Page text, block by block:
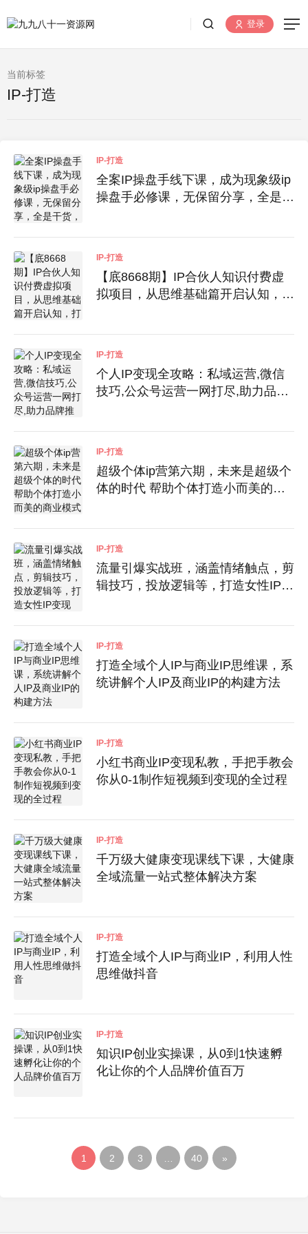
登录
当前标签
IP-打造
IP-打造
全案IP操盘手线下课，成为现象级ip
操盘手必修课，无保留分享，全是干
IP-打造
【底8668期】IP合伙人知识付费虚
拟项目，从思维基础篇开启认知，打
IP-打造
个人IP变现全攻略：私域运营,微信
技巧,公众号运营一网打尽,助力品牌
IP-打造
超级个体ip营第六期，未来是超级个
体的时代 帮助个体打造小而美的商
IP-打造
流量引爆实战班，涵盖情绪触点，剪
辑技巧，投放逻辑等，打造女性IP变
IP-打造
打造全域个人IP与商业IP思维课，系
统讲解个人IP及商业IP的构建方法
IP-打造
小红书商业IP变现私教，手把手教会
你从0-1制作短视频到变现的全过程
IP-打造
千万级大健康变现课线下课，大健康
全域流量一站式整体解决方案
IP-打造
打造全域个人IP与商业IP，利用人性
思维做抖音
IP-打造
知识IP创业实操课，从0到1快速孵
化让你的个人品牌价值百万
1 2 3 40 »